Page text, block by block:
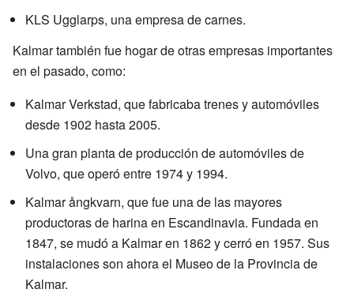
KLS Ugglarps, una empresa de carnes.
Kalmar también fue hogar de otras empresas importantes
en el pasado, como:
Kalmar Verkstad, que fabricaba trenes y automóviles
desde 1902 hasta 2005.
Una gran planta de producción de automóviles de
Volvo, que operó entre 1974 y 1994.
Kalmar ångkvarn, que fue una de las mayores
productoras de harina en Escandinavia. Fundada en
1847, se mudó a Kalmar en 1862 y cerró en 1957. Sus
instalaciones son ahora el Museo de la Provincia de
Kalmar.